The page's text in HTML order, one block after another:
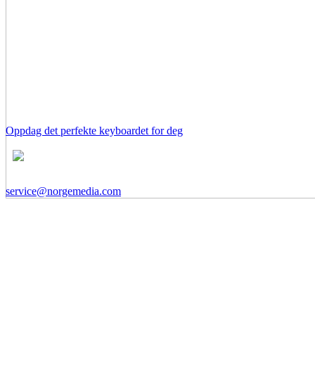
Oppdag det perfekte keyboardet for deg
service@norgemedia.com